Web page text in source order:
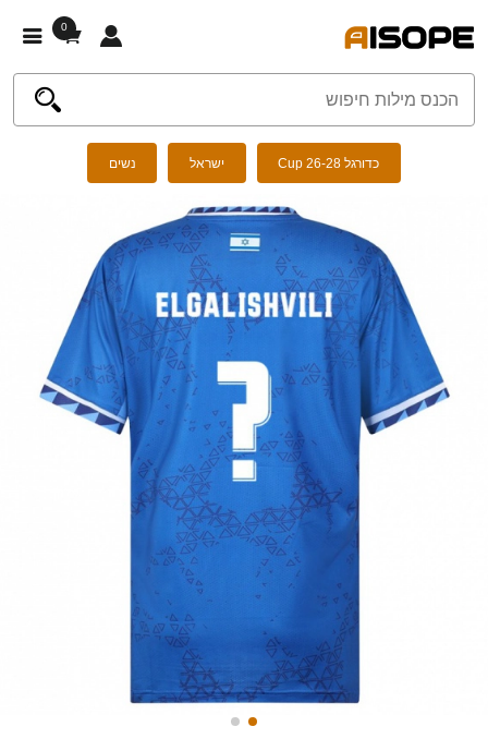
0
כדורגל Cup 26-28 ישראל נשים